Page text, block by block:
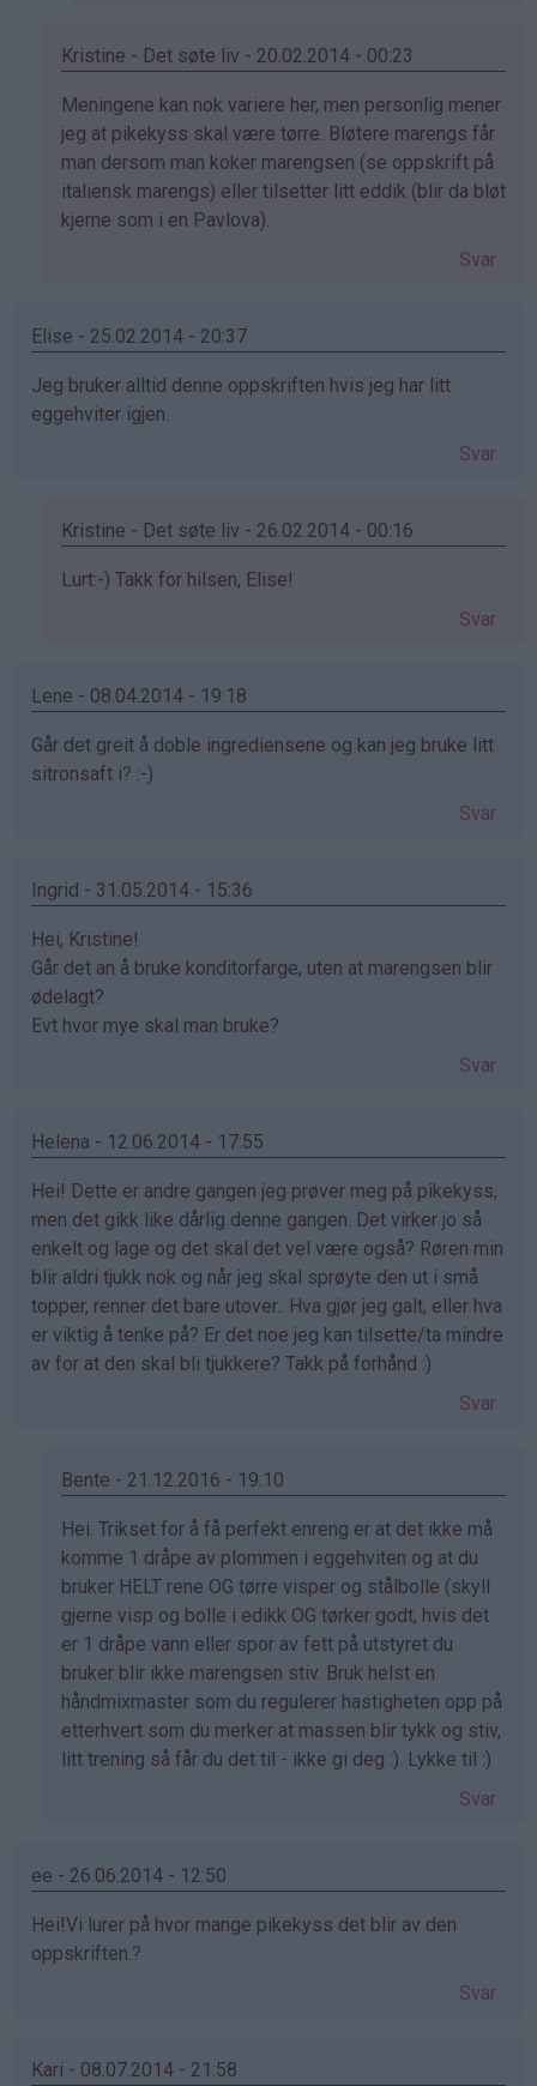
miika
bekreftet)
Kristine - Det søte liv - 20.02.2014 - 00:23
Som
svar
på
av
June
Meningene kan nok variere her, men personlig mener
jeg at pikekyss skal være tørre. Bløtere marengs får
man dersom man koker marengsen (se oppskrift på
italiensk marengs) eller tilsetter litt eddik (blir da bløt
kjerne som i en Pavlova).
Svar
Elise - 25.02.2014 - 20:37
Jeg bruker alltid denne oppskriften hvis jeg har litt
eggehviter igjen.
Svar
Kristine - Det søte liv - 26.02.2014 - 00:16
Som
Elise
bekreftet)
Lurt:-) Takk for hilsen, Elise!
Svar
Lene - 08.04.2014 - 19:18
Går det greit å doble ingrediensene og kan jeg bruke litt
sitronsaft i? :-)
Svar
Ingrid - 31.05.2014 - 15:36
Hei, Kristine!
Går det an å bruke konditorfarge, uten at marengsen blir
ødelagt?
Evt hvor mye skal man bruke?
Svar
Helena - 12.06.2014 - 17:55
Hei! Dette er andre gangen jeg prøver meg på pikekyss,
men det gikk like dårlig denne gangen. Det virker jo så
enkelt og lage og det skal det vel være også? Røren min
blir aldri tjukk nok og når jeg skal sprøyte den ut i små
topper, renner det bare utover.. Hva gjør jeg galt, eller hva
er viktig å tenke på? Er det noe jeg kan tilsette/ta mindre
av for at den skal bli tjukkere? Takk på forhånd :)
Svar
Bente - 21.12.2016 - 19:10
Som
svar
på
av
Helena
(ikke
bekreftet)
Hei. Trikset for å få perfekt enreng er at det ikke må
komme 1 dråpe av plommen i eggehviten og at du
bruker HELT rene OG tørre visper og stålbolle (skyll
gjerne visp og bolle i edikk OG tørker godt, hvis det
er 1 dråpe vann eller spor av fett på utstyret du
bruker blir ikke marengsen stiv. Bruk helst en
håndmixmaster som du regulerer hastigheten opp på
etterhvert som du merker at massen blir tykk og stiv,
litt trening så får du det til - ikke gi deg :). Lykke til :)
Svar
ee - 26.06.2014 - 12:50
Hei!Vi lurer på hvor mange pikekyss det blir av den
oppskriften.?
Svar
Kari - 08.07.2014 - 21:58